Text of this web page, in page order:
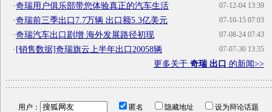
07-12-04 13:39
·奇瑞用户俱乐部带您体验真正的汽车生活
07-10-15 07:03
·奇瑞前三季出口7.7万辆 出口额5.3亿美元
07-08-24 07:43
·奇瑞汽车出口剧增 海外发展路径初现
07-07-30 13:35
·[销售数据]奇瑞旗云上半年出口20058辆
更多关于 奇瑞 出口 的新闻>>
用户： 匿名 隐藏地址
设为辩论话题